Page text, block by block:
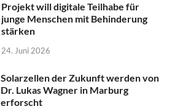
Projekt will digitale Teilhabe für
junge Menschen mit Behinderung
stärken
24. Juni 2026
Solarzellen der Zukunft werden von
Dr. Lukas Wagner in Marburg
erforscht